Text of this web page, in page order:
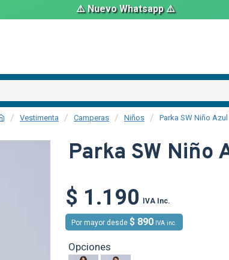
⚠️ Nuevo Whatsapp ⚠️
Vestimenta Camperas Niños Parka SW Niño
Parka SW Niño
$ 1.190 IVA Inc.
Por mayor desde $ 890 IVA inc.
Opciones